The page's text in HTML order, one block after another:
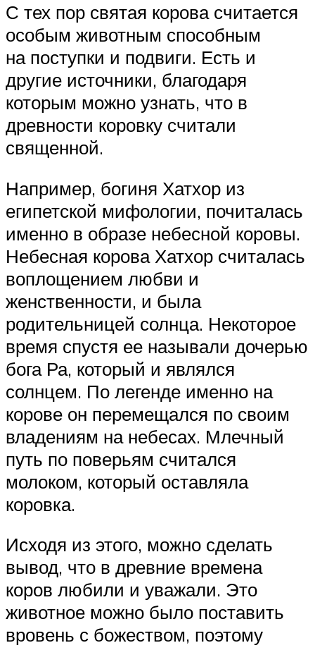
С тех пор святая корова считается
особым животным способным
на поступки и подвиги. Есть и
другие источники, благодаря
которым можно узнать, что в
древности коровку считали
священной.
Например, богиня Хатхор из
египетской мифологии, почиталась
именно в образе небесной коровы.
Небесная корова Хатхор считалась
воплощением любви и
женственности, и была
родительницей солнца. Некоторое
время спустя ее называли дочерью
бога Ра, который и являлся
солнцем. По легенде именно на
корове он перемещался по своим
владениям на небесах. Млечный
путь по поверьям считался
молоком, который оставляла
коровка.
Исходя из этого, можно сделать
вывод, что в древние времена
коров любили и уважали. Это
животное можно было поставить
вровень с божеством, поэтому